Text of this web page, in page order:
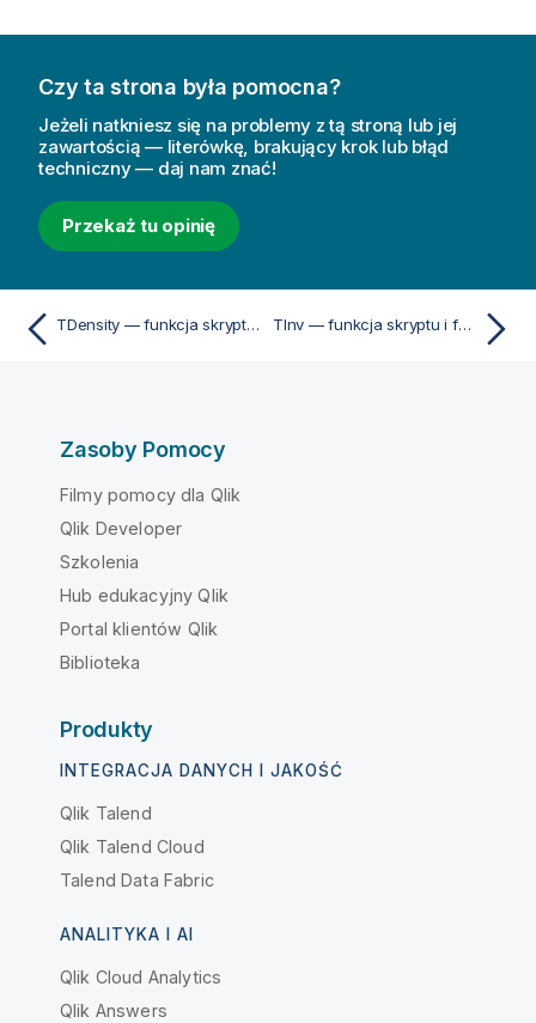
Czy ta strona była pomocna?
Jeżeli natkniesz się na problemy z tą stroną lub jej
zawartością — literówkę, brakujący krok lub błąd
techniczny — daj nam znać!
Przekaż tu opinię
TDensity — funkcja skryptu i funkcja wykresu TInv — funkcja skryptu i funkcja wykresu
Zasoby Pomocy
Filmy pomocy dla Qlik
Qlik Developer
Szkolenia
Hub edukacyjny Qlik
Portal klientów Qlik
Biblioteka
Produkty
INTEGRACJA DANYCH I JAKOŚĆ
Qlik Talend
Qlik Talend Cloud
Talend Data Fabric
ANALITYKA I AI
Qlik Cloud Analytics
Qlik Answers